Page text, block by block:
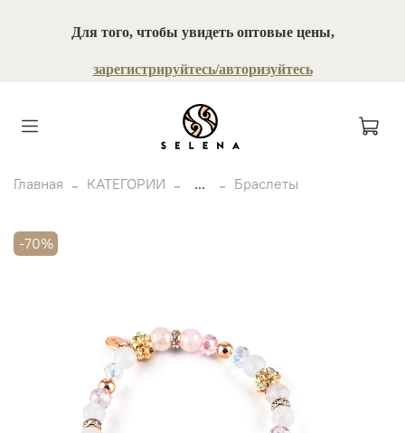
Для того, чтобы увидеть оптовые цены,
зарегистрируйтесь/авторизуйтесь
Главная КАТЕГОРИИ ... Браслеты
-70%